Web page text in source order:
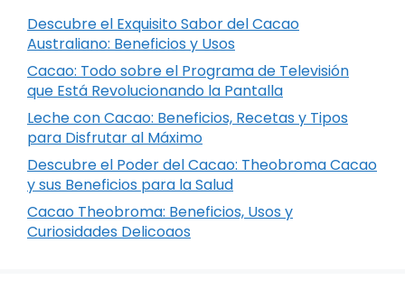
Descubre el Exquisito Sabor del Cacao
Australiano: Beneficios y Usos
Cacao: Todo sobre el Programa de Televisión
que Está Revolucionando la Pantalla
Leche con Cacao: Beneficios, Recetas y Tipos
para Disfrutar al Máximo
Descubre el Poder del Cacao: Theobroma Cacao
y sus Beneficios para la Salud
Cacao Theobroma: Beneficios, Usos y
Curiosidades Delicoaos